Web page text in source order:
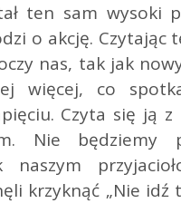
ten sam wysoki
o akcję. Czytając
nas, tak jak
więcej, co
Czyta się ją z
Nie
naszym
krzyknąć „Nie idź